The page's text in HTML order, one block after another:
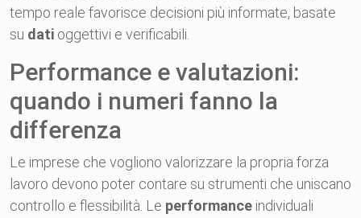
tempo reale favorisce decisioni più informate, basate
su dati oggettivi e verificabili.
Performance e valutazioni:
quando i numeri fanno la
differenza
Le imprese che vogliono valorizzare la propria forza
lavoro devono poter contare su strumenti che uniscano
controllo e flessibilità. Le performance individuali